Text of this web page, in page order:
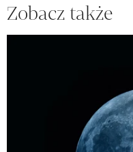
Zobacz także